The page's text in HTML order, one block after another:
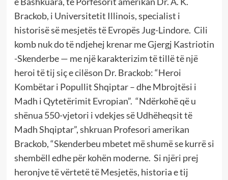
Brackob, i Universitetit Illinois, specialist i
historisë së mesjetës të Evropës Jug-Lindore. Cili
komb nuk do të ndjehej krenar me Gjergj Kastriotin
-Skenderbe — me një karakterizim të tillë të një
heroi të tij siç e cilëson Dr. Brackob: “Heroi
Kombëtar i Popullit Shqiptar – dhe Mbrojtësi i
Madh i Qytetërimit Evropian”. “Ndërkohë që u
shënua 550-vjetori i vdekjes së Udhëheqsit të
Madh Shqiptar”, shkruan Profesori amerikan
Brackob, “Skenderbeu mbetet më shumë se kurrë si
shembëll edhe për kohën moderne. Si njëri prej
heronjve të vërtetë të Mesjetës, historia e tij